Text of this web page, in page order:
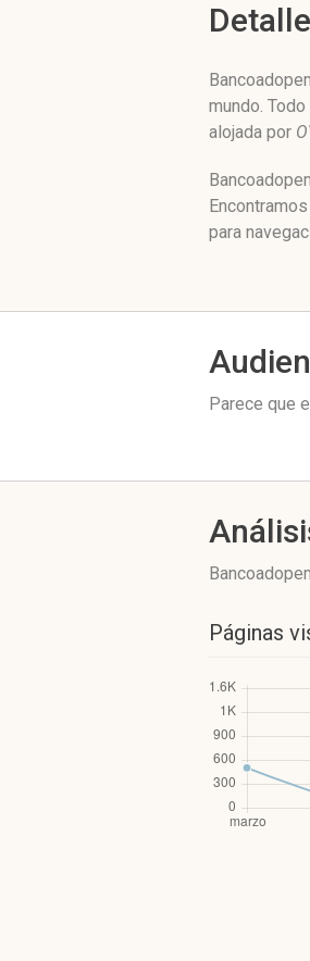
mundo.
alojada por
para
Parece que
Páginas